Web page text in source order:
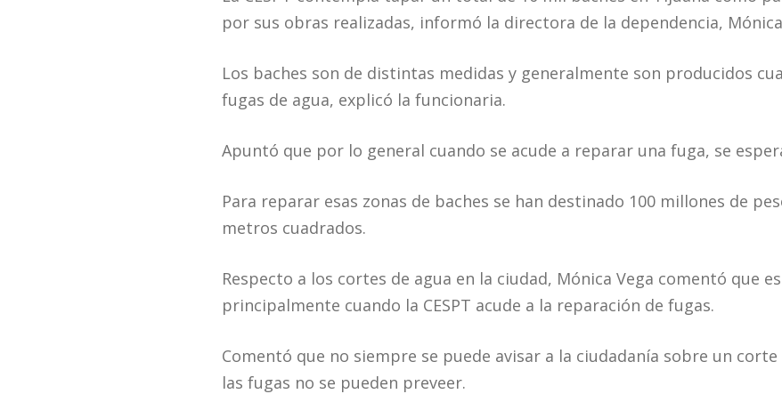
por sus obras realizadas, informó la directora de la dependencia,
Los baches son de distintas medidas y generalmente son producidos
fugas de agua, explicó la funcionaria.
Apuntó que por lo general cuando se acude a reparar una fuga, se
Para reparar esas zonas de baches se han destinado 100 millones de
metros cuadrados.
Respecto a los cortes de agua en la ciudad, Mónica Vega comentó que
principalmente cuando la CESPT acude a la reparación de fugas.
Comentó que no siempre se puede avisar a la ciudadanía sobre un
las fugas no se pueden preveer.